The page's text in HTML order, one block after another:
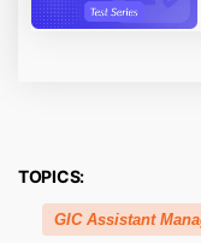
TOPICS:
GIC Assistant